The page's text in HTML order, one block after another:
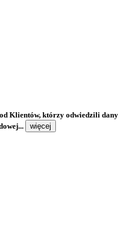
Klientów, którzy odwiedzili dany
więcej